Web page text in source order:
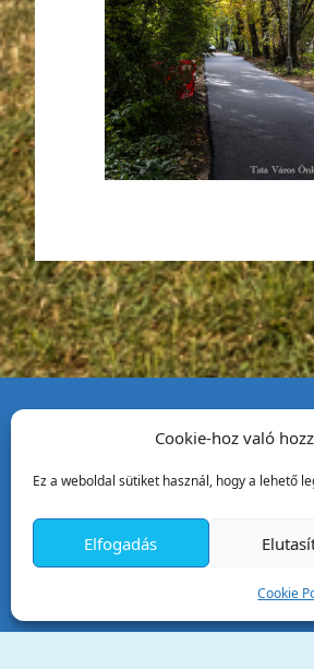
Cookie-hoz való
Ez a weboldal sütiket használ, hogy a lehető
Elfogadás
Cookie
Tata
2890 Tata,
+36
Email: